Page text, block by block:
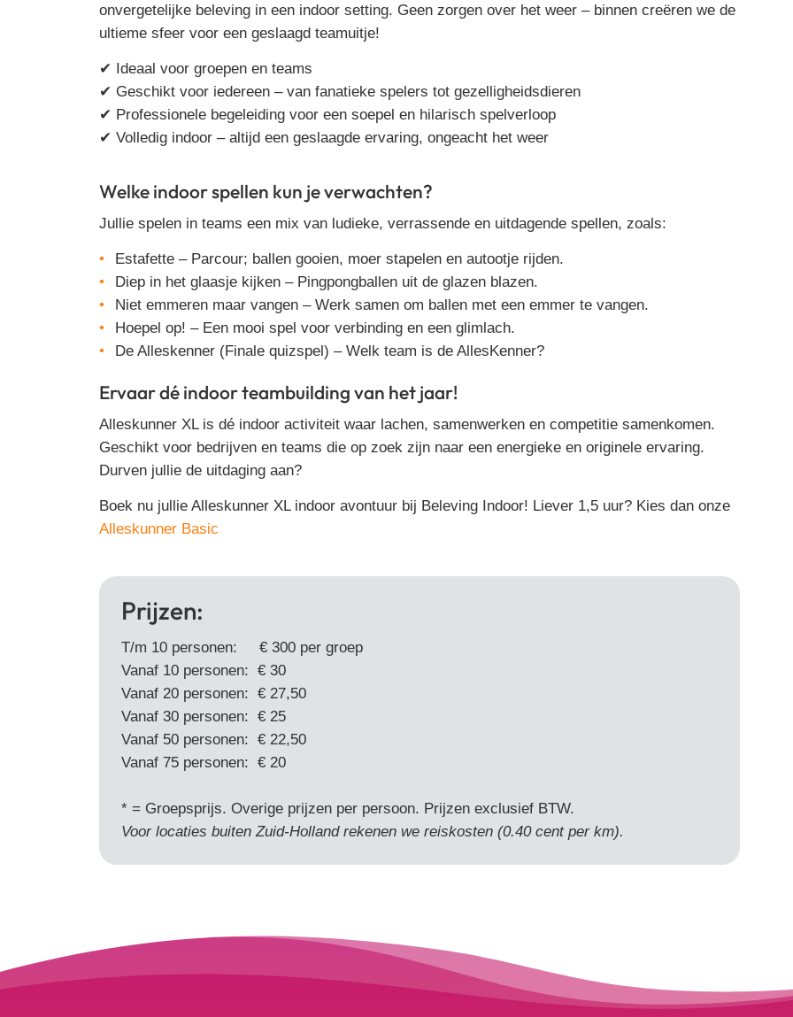
onvergetelijke beleving in een indoor setting. Geen zorgen over het weer – binnen creëren we de
ultieme sfeer voor een geslaagd teamuitje!
✔
Ideaal voor groepen en teams
✔ Geschikt voor iedereen – van fanatieke spelers tot gezelligheidsdieren
✔ Professionele begeleiding voor een soepel en hilarisch spelverloop
✔ Volledig indoor – altijd een geslaagde ervaring, ongeacht het weer
Welke indoor spellen kun je verwachten?
Jullie spelen in teams een mix van ludieke, verrassende en uitdagende spellen, zoals:
Estafette – Parcour; ballen gooien, moer stapelen en autootje rijden.
Diep in het glaasje kijken – Pingpongballen uit de glazen blazen.
Niet emmeren maar vangen – Werk samen om ballen met een emmer te vangen.
Hoepel op! – Een mooi spel voor verbinding en een glimlach.
De Alleskenner (Finale quizspel) – Welk team is de AllesKenner?
Ervaar dé indoor teambuilding van het jaar!
Alleskunner XL is dé indoor activiteit waar lachen, samenwerken en competitie samenkomen.
Geschikt voor bedrijven en teams die op zoek zijn naar een energieke en originele ervaring.
Durven jullie de uitdaging aan?
Boek nu jullie Alleskunner XL indoor avontuur bij Beleving Indoor! Liever 1,5 uur? Kies dan onze
Alleskunner Basic
Prijzen:
T/m 10 personen: € 300 per groep
Vanaf 10 personen: € 30
Vanaf 20 personen: € 27,50
Vanaf 30 personen: € 25
Vanaf 50 personen: € 22,50
Vanaf 75 personen: € 20
* = Groepsprijs. Overige prijzen per persoon. Prijzen exclusief BTW.
Voor locaties buiten Zuid-Holland rekenen we reiskosten (0.40 cent per km).